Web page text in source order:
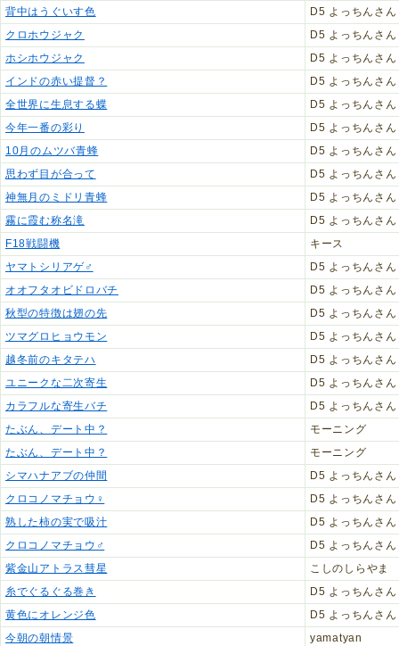
背中はうぐいす色
D5 よっちんさん
クロホウジャク
D5 よっちんさん
ホシホウジャク
D5 よっちんさん
インドの赤い提督？
D5 よっちんさん
全世界に生息する蝶
D5 よっちんさん
今年一番の彩り
D5 よっちんさん
10月のムツバ青蜂
D5 よっちんさん
思わず目が合って
D5 よっちんさん
神無月のミドリ青蜂
D5 よっちんさん
霧に霞む称名滝
D5 よっちんさん
F18戦闘機
キース
ヤマトシリアゲ♂
D5 よっちんさん
オオフタオビドロバチ
D5 よっちんさん
秋型の特徴は翅の先
D5 よっちんさん
ツマグロヒョウモン
D5 よっちんさん
越冬前のキタテハ
D5 よっちんさん
ユニークな二次寄生
D5 よっちんさん
カラフルな寄生バチ
D5 よっちんさん
たぶん、デート中？
モーニング
たぶん、デート中？
モーニング
シマハナアブの仲間
D5 よっちんさん
クロコノマチョウ♀
D5 よっちんさん
熟した柿の実で吸汁
D5 よっちんさん
クロコノマチョウ♂
D5 よっちんさん
紫金山アトラス彗星
こしのしらやま
糸でぐるぐる巻き
D5 よっちんさん
黄色にオレンジ色
D5 よっちんさん
今朝の朝情景
yamatyan